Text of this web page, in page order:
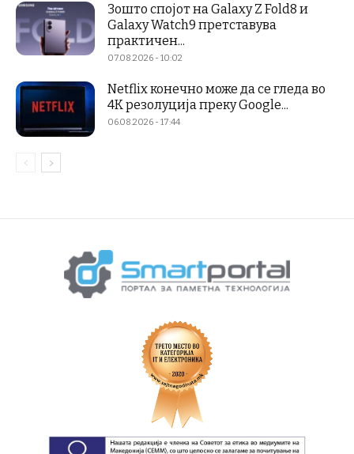
Зошто спојот на Galaxy Z Fold8 и
Galaxy Watch9 претставува
практичен...
07.08.2026 - 10:02
Netflix конечно може да се гледа во
4K резолуција преку Google...
06.08.2026 - 17:44